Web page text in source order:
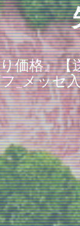
価格』【
_メッセ